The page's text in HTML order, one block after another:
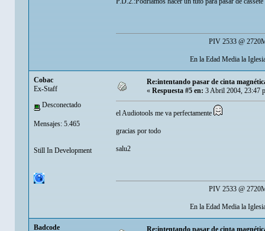
PIV 2533 @
En la Edad Media la
Cobac
Ex-Staff
Desconectado
Mensajes: 5.465
Still In Development
Re:intentando pasar de cinta
« Respuesta #5 en: 3 Abril 2004, 23:47
el Audiotools me va perfectamente
gracias por todo
salu2
PIV 2533 @
En la Edad Media la
Badcode